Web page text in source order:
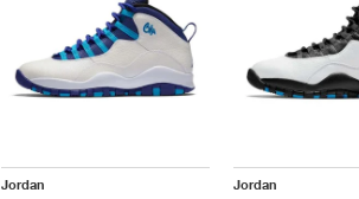
Jordan Jordan